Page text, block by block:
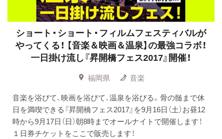
ショート・ショート・フィルムフェスティバルが
やってくる！ 【音楽＆映画＆温泉】の最強コラボ！
一日掛け流し『昇開橋フェス2017』開催！
福岡県
音楽
音楽を浴びて、映画を浴びて、温泉を浴びる。骨の髄まで休
日を満喫できる『昇開橋フェス2017』を9月16日（土）お昼12
時から9月17日（日）朝8時までオールナイトで開催します！
１日券チケットをここで販売します！